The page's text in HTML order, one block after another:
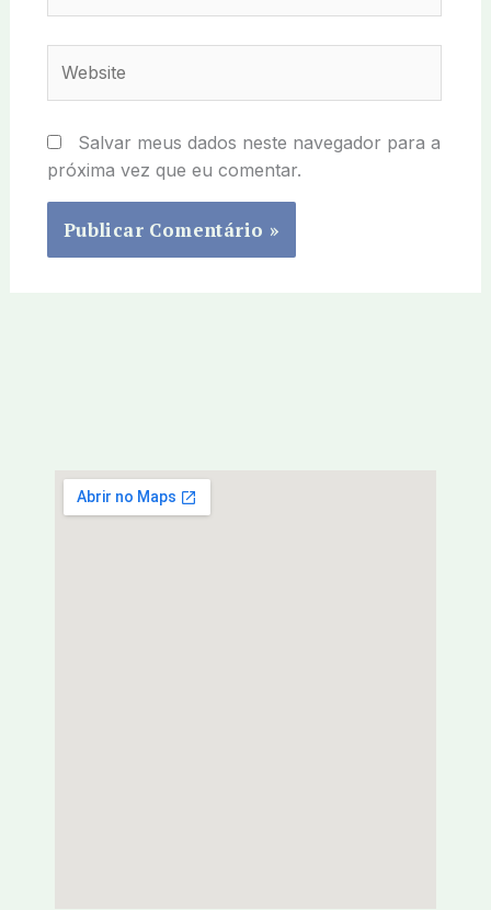
Salvar meus dados neste navegador para a
próxima vez que eu comentar.